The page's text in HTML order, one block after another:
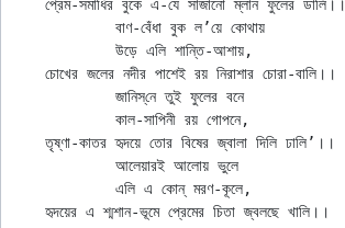
প্রেম-সমাধির বুকে এ-যে সাজানো ম্লান ফুলের ডালি।।
চোখের জলের নদীর পাশেই রয় নিরাশার চোরা-বালি।।
তৃষ্ণা-কাতর হৃদয়ে তোর বিষের জ্বালা দিলি ঢালি’।।